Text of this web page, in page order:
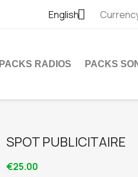
English
PACKS RADIOS PACKS
SPOT PUBLICITAIRE
€25.00